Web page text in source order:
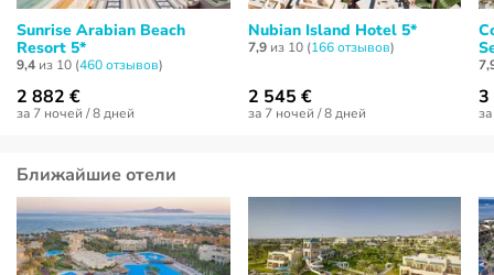
Sunrise Arabian Beach
Resort 5*
9,4 из 10 (460 отзывов)
2 882 €
за 7 ночей / 8 дней
Nubian Island Hotel 5*
7,9из 10 (166 отзывов)
2 545 €
за 7 ночей / 8 дней
3
Ближайшие отели